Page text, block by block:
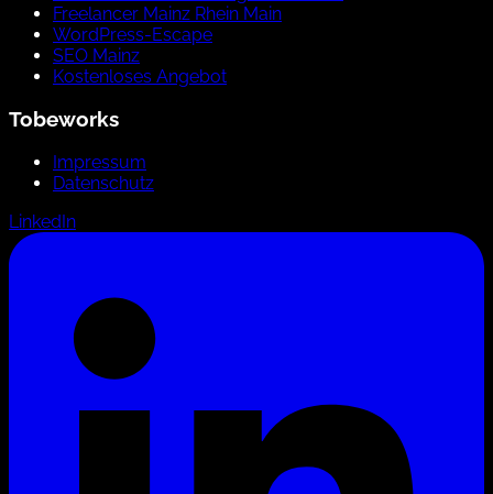
Freelancer Mainz Rhein Main
WordPress-Escape
SEO Mainz
Kostenloses Angebot
Tobeworks
Impressum
Datenschutz
LinkedIn